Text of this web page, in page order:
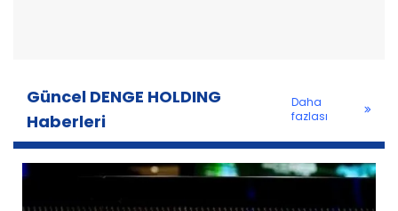
Güncel DENGE HOLDING
Haberleri
Daha
fazlası